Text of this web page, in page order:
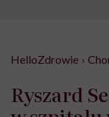
HelloZdrowie ›
Ryszard